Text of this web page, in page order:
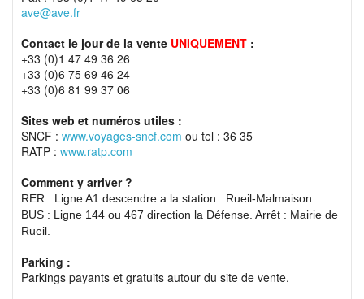
ave@ave.fr
Contact le jour de la vente UNIQUEMENT :
+33 (0)1 47 49 36 26
+33 (0)6 75 69 46 24
+33 (0)6 81 99 37 06
Sites web et numéros utiles :
SNCF : www.voyages-sncf.com ou tel : 36 35
RATP : www.ratp.com
Comment y arriver ?
RER : Ligne A1 descendre a la station : Rueil-Malmaison.
BUS : Ligne 144 ou 467 direction la Défense. Arrêt : Mairie de
Rueil.
Parking :
Parkings payants et gratuits autour du site de vente.